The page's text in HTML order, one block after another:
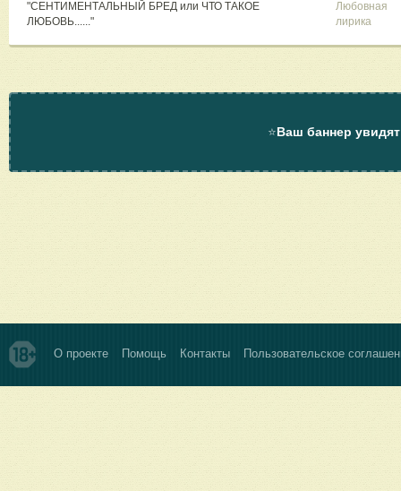
"СЕНТИМЕНТАЛЬНЫЙ БРЕД или ЧТО ТАКОЕ
ЛЮБОВЬ......"
Любовная
лирика
⭐Ваш баннер
О проекте Помощь Контакты Пользовательское